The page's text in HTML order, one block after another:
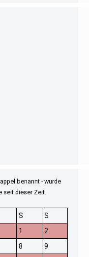
benannt - wurde
seit dieser Zeit.
S
S
1
2
8
9